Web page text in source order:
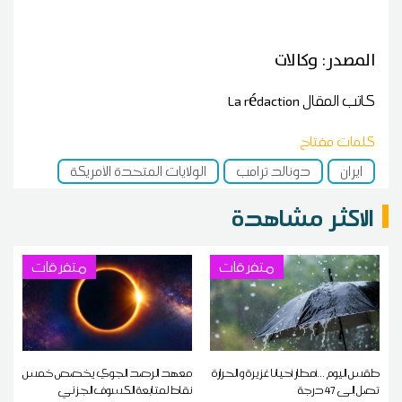
المصدر: وكالات
كاتب المقالLa rédaction
كلمات مفتاح
ايران
دونالد ترامب الولايات المتحدة الأمريكة
الاكثر مشاهدة
متفرقات
طقس اليوم ...أمطار أحيانا غزيرة و الحرارة
تصل إلى 47 درجة
متفرقات
معهد الرصد الجوي يخصص خمس
نقاط لمتابعة الكسوف الجزئي